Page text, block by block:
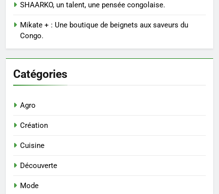
SHAARKO, un talent, une pensée congolaise.
Mikate + : Une boutique de beignets aux saveurs du
Congo.
Catégories
Agro
Création
Cuisine
Découverte
Mode